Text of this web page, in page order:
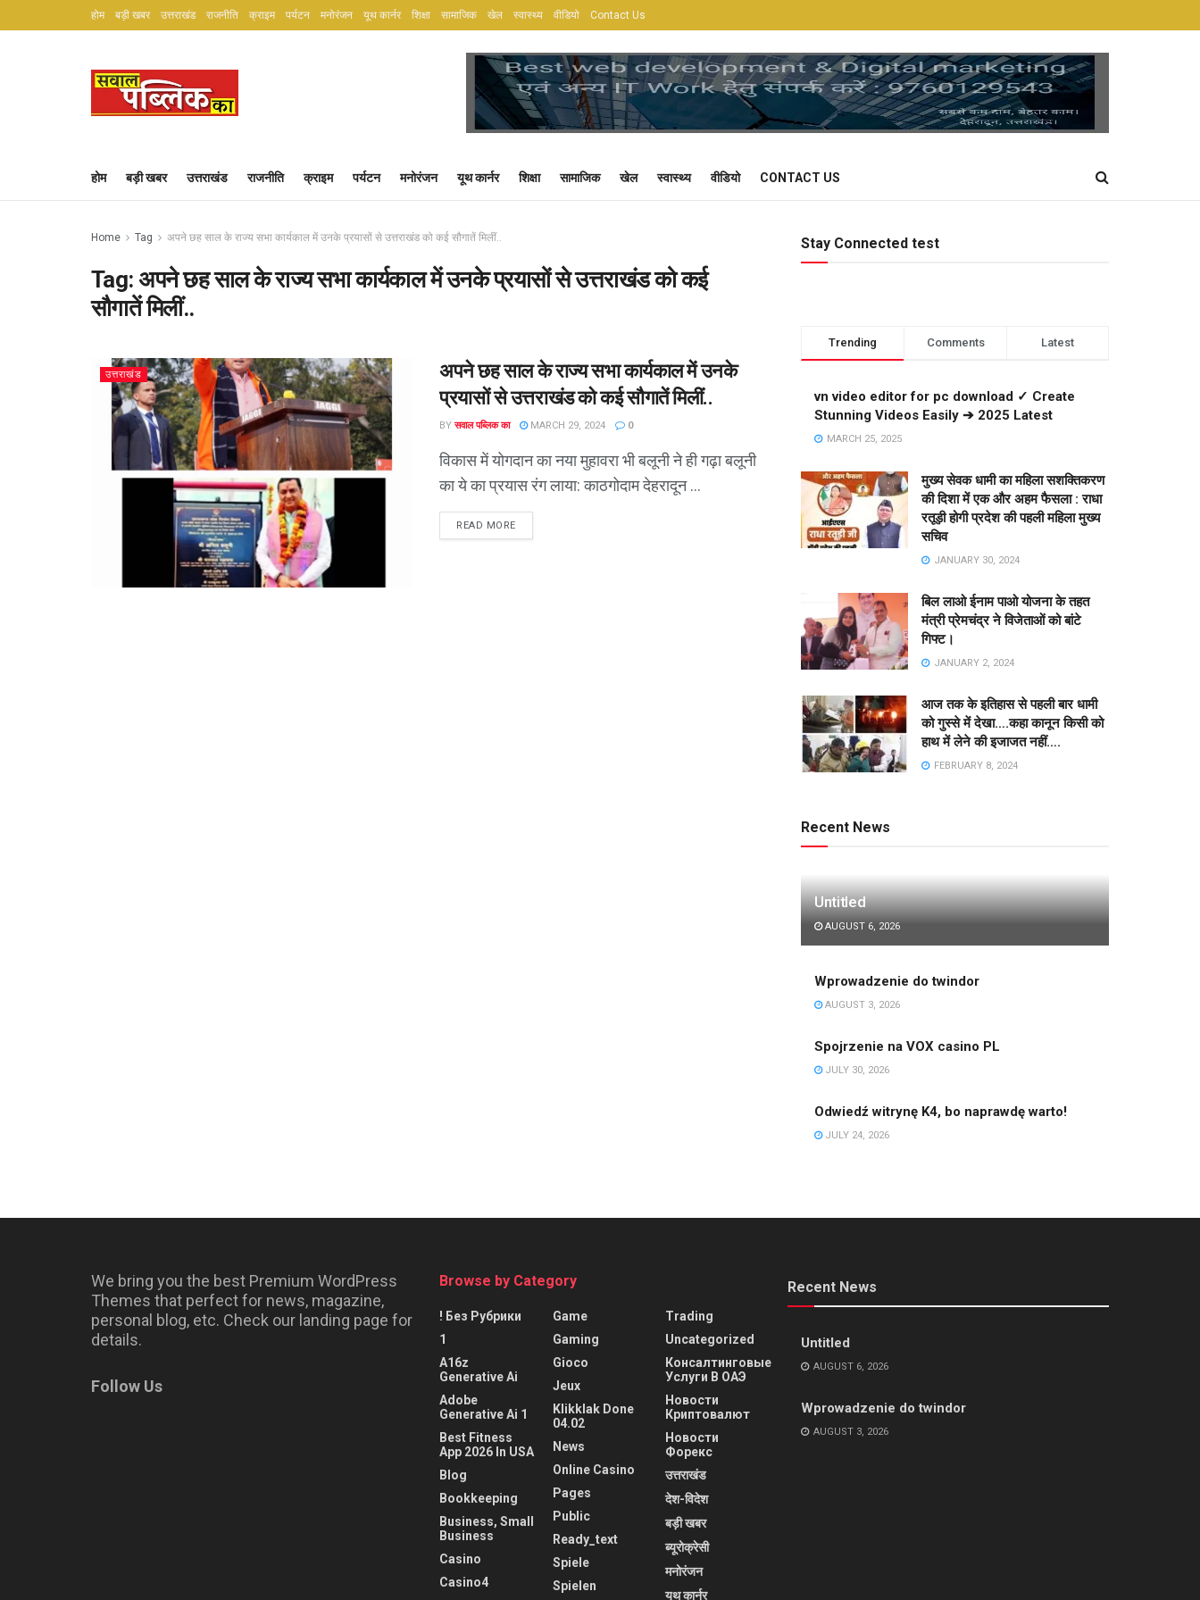
होम बड़ी खबर उत्तराखंड राजनीति क्राइम पर्यटन मनोरंजन यूथ कार्नर शिक्षा सामाजिक खेल स्वास्थ्य वीडियो Contact Us
होम बड़ी खबर उत्तराखंड राजनीति क्राइम पर्यटन मनोरंजन यूथ कार्नर शिक्षा सामाजिक खेल स्वास्थ्य वीडियो CONTACT US
Home Tag अपने छह साल के राज्य सभा कार्यकाल में उनके प्रयासों से उत्तराखंड को कई सौगातें मिलीं..
Tag: अपने छह साल के राज्य सभा कार्यकाल में उनके प्रयासों से उत्तराखंड को कई
सौगातें मिलीं..
उत्तराखंड
अपने छह साल के राज्य सभा कार्यकाल में उनके
प्रयासों से उत्तराखंड को कई सौगातें मिलीं..
BY सवाल पब्लिक का MARCH 29, 2024 0
विकास में योगदान का नया मुहावरा भी बलूनी ने ही गढ़ा बलूनी
का ये का प्रयास रंग लाया: काठगोदाम देहरादून ...
READ MORE
Stay Connected test
Trending Comments Latest
vn video editor for pc download ✓ Create
Stunning Videos Easily ➔ 2025 Latest
MARCH 25, 2025
मुख्य सेवक धामी का महिला सशक्तिकरण
की दिशा में एक और अहम फैसला : राधा
रतूड़ी होगी प्रदेश की पहली महिला मुख्य
सचिव
JANUARY 30, 2024
बिल लाओ ईनाम पाओ योजना के तहत
मंत्री प्रेमचंद्र ने विजेताओं को बांटे
गिफ्ट।
JANUARY 2, 2024
आज तक के इतिहास से पहली बार धामी
को गुस्से में देखा….कहा कानून किसी को
हाथ में लेने की इजाजत नहीं….
FEBRUARY 8, 2024
Recent News
Untitled
AUGUST 6, 2026
Wprowadzenie do twindor
AUGUST 3, 2026
Spojrzenie na VOX casino PL
JULY 30, 2026
Odwiedź witrynę K4, bo naprawdę warto!
JULY 24, 2026
We bring you the best Premium WordPress
Themes that perfect for news, magazine,
personal blog, etc. Check our landing page for
details.
Follow Us
Browse by Category
! Без Рубрики
1
A16z
Generative Ai
Adobe
Generative Ai 1
Best Fitness
App 2026 In USA
Blog
Bookkeeping
Business, Small
Business
Casino
Casino4
Game
Gaming
Gioco
Jeux
Klikklak Done
04.02
News
Online Casino
Pages
Public
Ready_text
Spiele
Spielen
Trading
Uncategorized
Консалтинговые
Услуги В ОАЭ
Новости
Криптовалют
Новости
Форекс
उत्तराखंड
देश-विदेश
बड़ी खबर
ब्यूरोक्रेसी
मनोरंजन
यूथ कार्नर
Recent News
Untitled
AUGUST 6, 2026
Wprowadzenie do twindor
AUGUST 3, 2026